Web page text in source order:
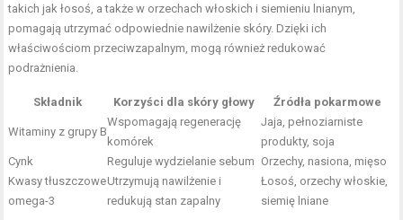
takich jak łosoś, a także w orzechach włoskich i siemieniu lnianym,
pomagają utrzymać odpowiednie nawilżenie skóry. Dzięki ich
właściwościom przeciwzapalnym, mogą również redukować
podrażnienia.
Składnik Korzyści dla skóry głowy Źródła pokarmowe
Witaminy z grupy B
Wspomagają regenerację
komórek
Jaja, pełnoziarniste
produkty, soja
Cynk
Reguluje wydzielanie sebum Orzechy, nasiona, mięso
Kwasy tłuszczowe
omega-3
Utrzymują nawilżenie i
redukują stan zapalny
Łosoś, orzechy włoskie,
siemię lniane